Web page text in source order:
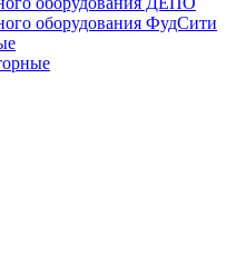
оборудования ФудСити